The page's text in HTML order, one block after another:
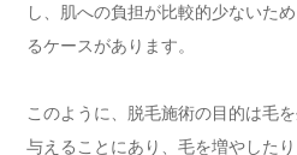
し、肌への負担が比較的少ないた
るケースがあります。
このように、脱毛施術の目的は毛
与えることにあり、毛を増やした